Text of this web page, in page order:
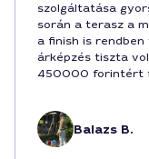
szolgáltatása
során a terasz a
a finish is rendben
árképzés tiszta
450000 forintért
Balazs B.